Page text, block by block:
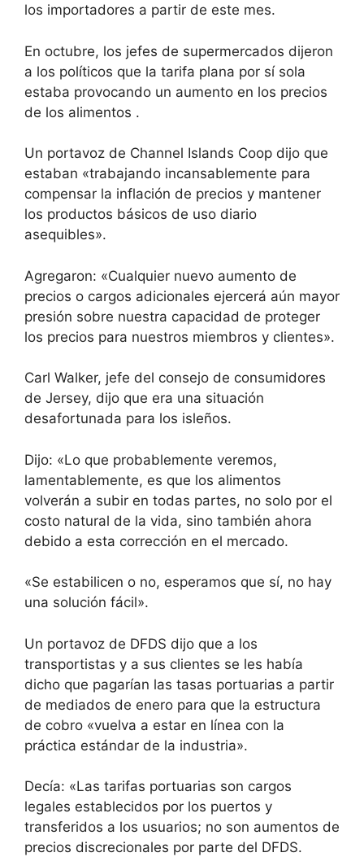
los importadores a partir de este mes.
En octubre, los jefes de supermercados dijeron
a los políticos que la tarifa plana por sí sola
estaba provocando un aumento en los precios
de los alimentos .
Un portavoz de Channel Islands Coop dijo que
estaban «trabajando incansablemente para
compensar la inflación de precios y mantener
los productos básicos de uso diario
asequibles».
Agregaron: «Cualquier nuevo aumento de
precios o cargos adicionales ejercerá aún mayor
presión sobre nuestra capacidad de proteger
los precios para nuestros miembros y clientes».
Carl Walker, jefe del consejo de consumidores
de Jersey, dijo que era una situación
desafortunada para los isleños.
Dijo: «Lo que probablemente veremos,
lamentablemente, es que los alimentos
volverán a subir en todas partes, no solo por el
costo natural de la vida, sino también ahora
debido a esta corrección en el mercado.
«Se estabilicen o no, esperamos que sí, no hay
una solución fácil».
Un portavoz de DFDS dijo que a los
transportistas y a sus clientes se les había
dicho que pagarían las tasas portuarias a partir
de mediados de enero para que la estructura
de cobro «vuelva a estar en línea con la
práctica estándar de la industria».
Decía: «Las tarifas portuarias son cargos
legales establecidos por los puertos y
transferidos a los usuarios; no son aumentos de
precios discrecionales por parte del DFDS.